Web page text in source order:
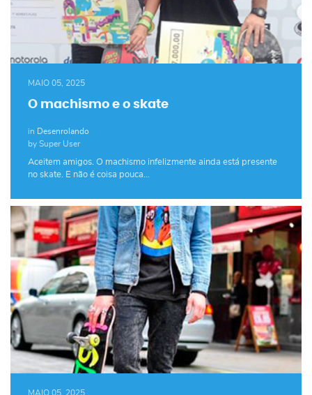
MAIO 05, 2025
O machismo e o skate
in Desenrolando
by Super User
Aceitem amigos. O machismo infelizmente ainda está presente
no skate. E não é coisa pouca…
MAIO 05, 2025